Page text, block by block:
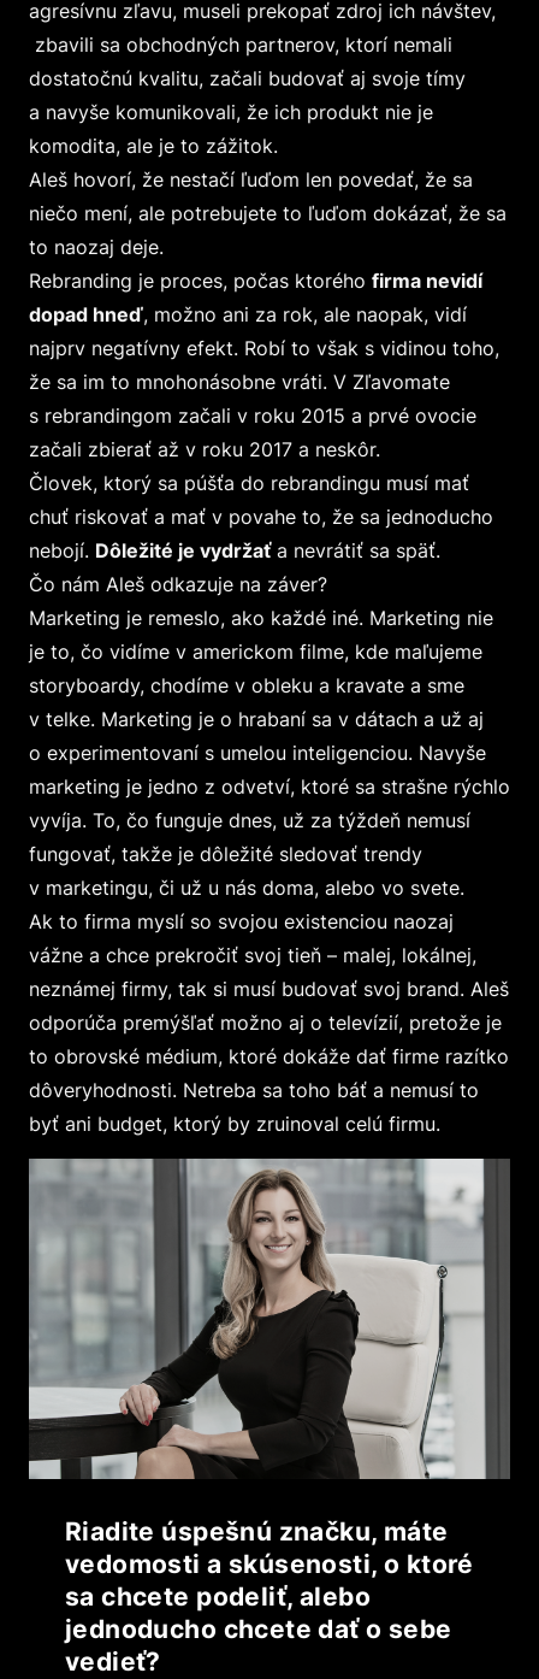
agresívnu zľavu, museli prekopať zdroj ich návštev,
zbavili sa obchodných partnerov, ktorí nemali
dostatočnú kvalitu, začali budovať aj svoje tímy
a navyše komunikovali, že ich produkt nie je
komodita, ale je to zážitok.
Aleš hovorí, že nestačí ľuďom len povedať, že sa
niečo mení, ale potrebujete to ľuďom dokázať, že sa
to naozaj deje.
Rebranding je proces, počas ktorého firma nevidí
dopad hneď, možno ani za rok, ale naopak, vidí
najprv negatívny efekt. Robí to však s vidinou toho,
že sa im to mnohonásobne vráti. V Zľavomate
s rebrandingom začali v roku 2015 a prvé ovocie
začali zbierať až v roku 2017 a neskôr.
Človek, ktorý sa púšťa do rebrandingu musí mať
chuť riskovať a mať v povahe to, že sa jednoducho
nebojí. Dôležité je vydržaťa nevrátiť sa späť.
Čo nám Aleš odkazuje na záver?
Marketing je remeslo, ako každé iné. Marketing nie
je to, čo vidíme v americkom filme, kde maľujeme
storyboardy, chodíme v obleku a kravate a sme
v telke. Marketing je o hrabaní sa v dátach a už aj
o experimentovaní s umelou inteligenciou. Navyše
marketing je jedno z odvetví, ktoré sa strašne rýchlo
vyvíja. To, čo funguje dnes, už za týždeň nemusí
fungovať, takže je dôležité sledovať trendy
v marketingu, či už u nás doma, alebo vo svete.
Ak to firma myslí so svojou existenciou naozaj
vážne a chce prekročiť svoj tieň – malej, lokálnej,
neznámej firmy, tak si musí budovať svoj brand. Aleš
odporúča premýšľať možno aj o televízií, pretože je
to obrovské médium, ktoré dokáže dať firme razítko
dôveryhodnosti. Netreba sa toho báť a nemusí to
byť ani budget, ktorý by zruinoval celú firmu.
Riadite úspešnú značku, máte
vedomosti a skúsenosti, o ktoré
sa chcete podeliť, alebo
jednoducho chcete dať o sebe
vedieť?